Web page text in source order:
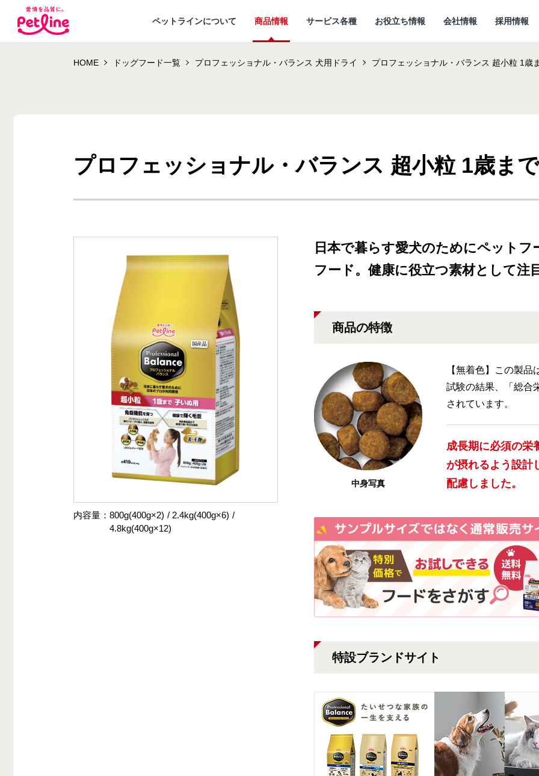
ペットラインについて
ペットラインが 大切にしていること 研究開発センターについて
商品情報
ドッグフード キャットフード 小動物
サービス各種
ウェルネスナビ しあわせマルシェ
お役立ち情報
犬ノート お役立ち情報 猫ノート お役立ち情報
会社情報
会社概要・事業所 代表メッセージ
採用情報
HOME ドッグフード一覧 プロフェッショナル・バランス 犬用ドライ プロフェッショナル・バランス 超小粒 1歳
プロフェッショナル・バランス 超小粒 1歳ま
内容量 800g(400g×2)
2.4kg(400g×6)
4.8kg(400g×12)
日本で暮らす愛犬のためにペット
フード。健康に役立つ素材として
商品の特徴
中身写真
【無着色】この製
試験の結果、「総合
されています。
成長期に必須の栄
が摂れるよう設計
配慮しました。
特設ブランドサイト